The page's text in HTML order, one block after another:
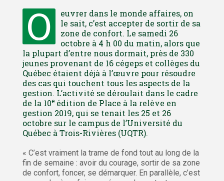
O
euvrer dans le monde affaires, on
le sait, c’est accepter de sortir de sa
zone de confort. Le samedi 26
octobre à 4 h 00 du matin, alors que
la plupart d’entre nous dormait, près de 330
jeunes provenant de 16 cégeps et collèges du
Québec étaient déjà à l’œuvre pour résoudre
des cas qui touchent tous les aspects de la
gestion. L’activité se déroulait dans le cadre
de la 10e édition de Place à la relève en
gestion 2019, qui se tenait les 25 et 26
octobre sur le campus de l’Université du
Québec à Trois-Rivières (UQTR).
« C’est vraiment la trame de fond tout au long de la
fin de semaine : avoir du courage, sortir de sa zone
de confort, foncer, se démarquer. En parallèle, c’est